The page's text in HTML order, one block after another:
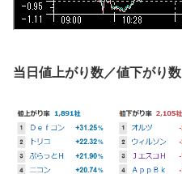
当日値上がり数／値下がり数